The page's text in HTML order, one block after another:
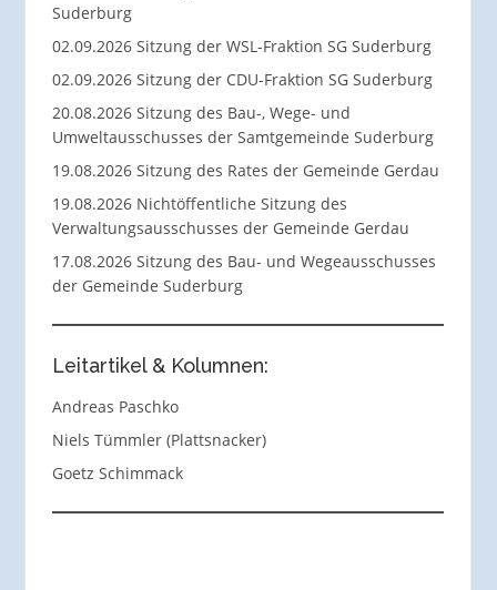
Suderburg
02.09.2026 Sitzung der WSL-Fraktion SG Suderburg
02.09.2026 Sitzung der CDU-Fraktion SG Suderburg
20.08.2026 Sitzung des Bau-, Wege- und
Umweltausschusses der Samtgemeinde Suderburg
19.08.2026 Sitzung des Rates der Gemeinde Gerdau
19.08.2026 Nichtöffentliche Sitzung des
Verwaltungsausschusses der Gemeinde Gerdau
17.08.2026 Sitzung des Bau- und Wegeausschusses
der Gemeinde Suderburg
Leitartikel & Kolumnen:
Andreas Paschko
Niels Tümmler (Plattsnacker)
Goetz Schimmack